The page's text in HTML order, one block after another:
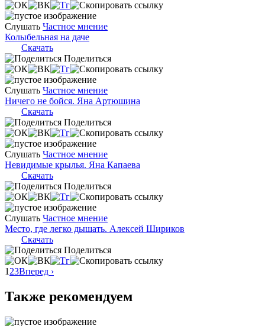
Слушать Частное мнение
Колыбельная на даче
Скачать
Поделиться
Слушать Частное мнение
Ничего не бойся. Яна Артюшина
Скачать
Поделиться
Слушать Частное мнение
Невидимые крылья. Яна Капаева
Скачать
Поделиться
Слушать Частное мнение
Место, где легко дышать. Алексей Шириков
Скачать
Поделиться
1 23Вперед ›
Также рекомендуем